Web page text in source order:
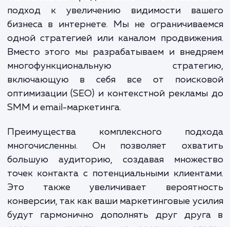
затруднительной задачей. Здесь на
приходит услуга "Комплексное
"Комплексное продвижение" - это
подход к увеличению видимости
бизнеса в интернете. Мы не
одной стратегией или каналом
Вместо этого мы разрабатываем и
многофункциональную
включающую в себя все от
оптимизации (SEO) и контекстной
SMM и email-маркетинга.
Преимущества комплексного
многочисленны. Он позволяет